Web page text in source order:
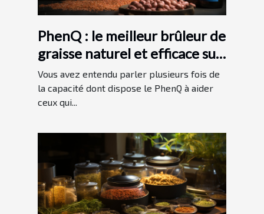
PhenQ : le meilleur brûleur de
graisse naturel et efficace sur
le marché
Vous avez entendu parler plusieurs fois de
la capacité dont dispose le PhenQ à aider
ceux qui...